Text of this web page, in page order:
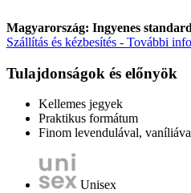
Magyarország: Ingyenes
Szállítás és kézbesítés - További
Tulajdonságok és előnyök
Kellemes jegyek
Praktikus formátum
Finom levendulával,
Unisex